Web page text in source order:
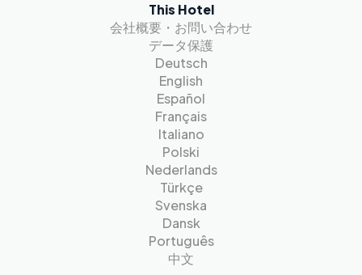
This Hotel
会社概要・お問い合わせ
データ保護
Deutsch
English
Español
Français
Italiano
Polski
Nederlands
Türkçe
Svenska
Dansk
Português
中文